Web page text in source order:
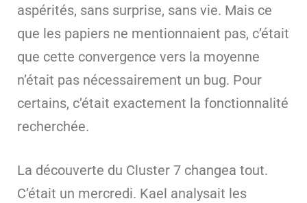
aspérités, sans surprise, sans vie. Mais ce
que les papiers ne mentionnaient pas, c’était
que cette convergence vers la moyenne
n’était pas nécessairement un bug. Pour
certains, c’était exactement la fonctionnalité
recherchée.
La découverte du Cluster 7 changea tout.
C’était un mercredi. Kael analysait les